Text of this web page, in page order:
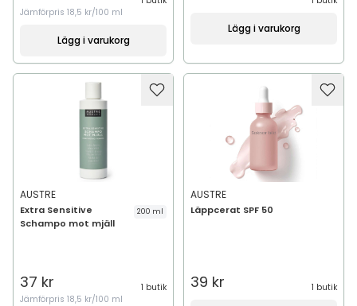
Jämförpris 18,5 kr/100 ml
Lägg i varukorg
Lägg i varukorg
AUSTRE
Extra Sensitive
Schampo mot mjäll
200 ml
37 kr
1 butik
Jämförpris 18,5 kr/100 ml
AUSTRE
Läppcerat SPF 50
39 kr 1 butik